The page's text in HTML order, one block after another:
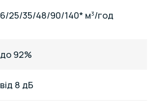
6/25/35/48/90/140* м3/год
до 92%
від 8 дБ